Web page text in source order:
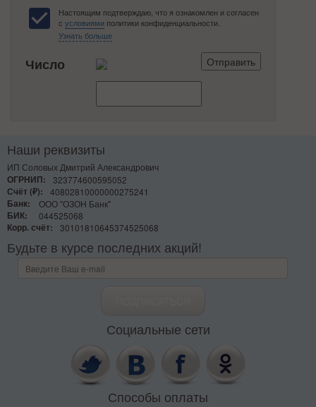
Настоящим подтверждаю, что я ознакомлен и согласен
с условиями политики конфиденциальности.
Узнать больше
Число
Наши реквизиты
ИП Соловых Дмитрий Александрович
ОГРНИП:
323774600595052
Счёт (₽):
40802810000000275241
Банк:
ООО "ОЗОН Банк"
БИК:
044525068
Корр. счёт:
30101810645374525068
Будьте в курсе последних акций!
Социальные сети
Способы оплаты